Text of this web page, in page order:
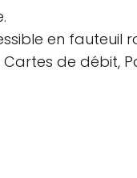
en fauteuil
de débit,